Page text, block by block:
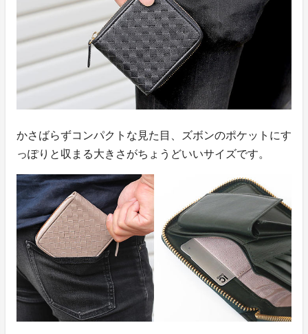
かさばらずコンパクトな見た目、ズボンのポケットにす
っぽりと収まる大きさがちょうどいいサイズです。